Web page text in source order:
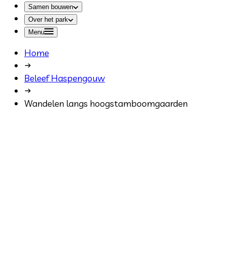
Samen bouwen
Over het park
Menu
Home
Beleef Haspengouw
Wandelen langs hoogstamboomgaarden